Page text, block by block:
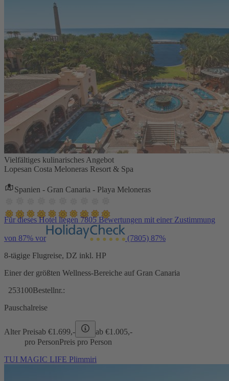
Vielfältiges kulinarisches Angebot
Lopesan Costa Meloneras Resort & Spa
Spanien - Gran Canaria - Playa Meloneras
Für dieses Hotel liegen 7805 Bewertungen mit einer Zustimmung
von 87% vor (7805) 87%
8-tägige Flugreise, DZ inkl. HP
Einer der größten Wellness-Bereiche auf Gran Canaria
253100Bestellnr.:
Pauschalreise
Alter Preisab €1.699,- ab €1.005,-
pro PersonPreis pro Person
TUI MAGIC LIFE Plimmiri